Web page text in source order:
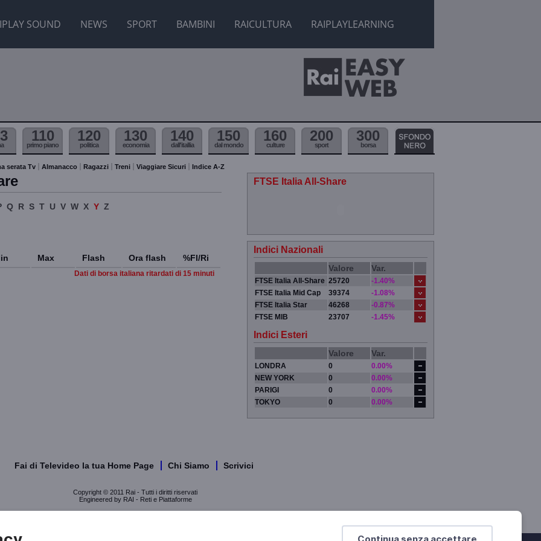
SOUND NEWS SPORT BAMBINI RAICULTURA RAIPLAYLEARNING
Continua senza accettare
110
primo piano
120
politica
130
economia
140
dall'itallia
150
dal mondo
160
culture
200
sport
300
borsa
serata Tv Almanacco Ragazzi Treni Viaggiare Sicuri Indice A-Z
Q R S T U V W X Y Z
Max Flash Ora flash %Fl/Ri
Dati di borsa italiana ritardati di 15 minuti
FTSE Italia All-Share
Indici Nazionali
Valore Var.
FTSE Italia All-Share 25720
-1.40%
FTSE Italia Mid Cap
39374
-1.08%
FTSE Italia Star
46268
-0.87%
FTSE MIB
23707 -1.45%
Indici Esteri
Valore Var.
LONDRA 0
0.00%
NEW YORK
0
0.00%
PARIGI
0
0.00%
TOKYO
0 0.00%
Fai di Televideo la tua Home Page Chi Siamo Scrivici
Copyright © 2011 Rai - Tutti i diritti riservati
Engineered by RAI - Reti e Piattaforme